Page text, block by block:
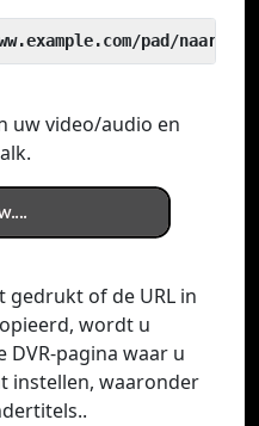
pad/naar/
uw video/audio en
gedrukt of de URL in
wordt u
pagina waar u
instellen, waaronder